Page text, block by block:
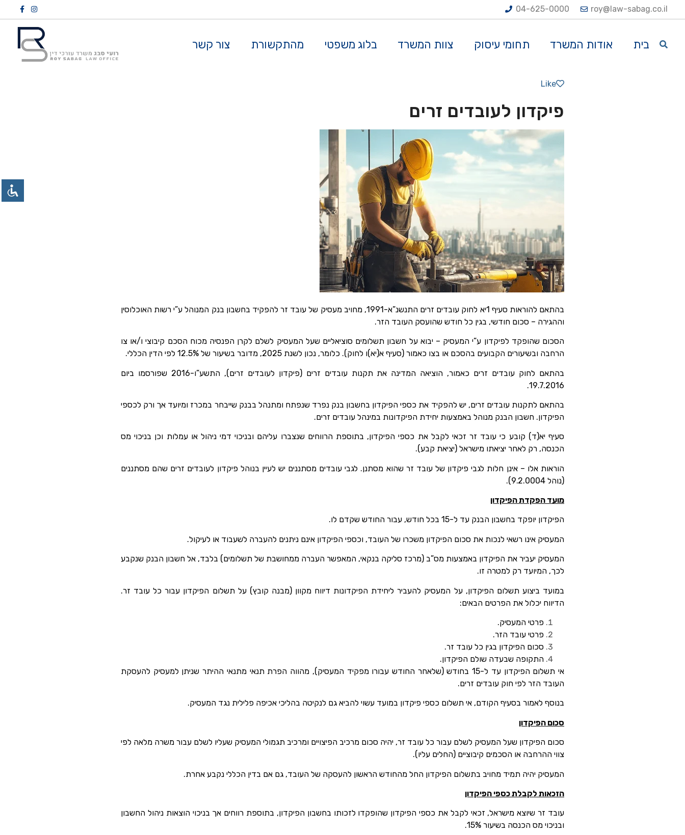
04-625-0000 roy@law-sabag.co.il
בית אודות המשרד תחומי עיסוק צוות המשרד בלוג משפטי מהתקשורת צור קשר
Like
פיקדון לעובדים זרים
בהתאם להוראות סעיף 1יא לחוק עובדים זרים התנשנ”א-1991, מחויב מעסיק של עובד זר להפקיד בחשבון בנק המנוהל ע”י רשות האוכלוסין
וההגירה – סכום חודשי, בגין כל חודש שהועסק העובד הזר.
הסכום שהופקד לפיקדון ע”י המעסיק – יבוא על חשבון תשלומים סוציאליים שעל המעסיק לשלם לקרן הפנסיה מכוח הסכם קיבוצי ו/או צו
הרחבה ובשיעורים הקבועים בהסכם או בצו כאמור (סעיף א(יא)ו לחוק). כלומר, נכון לשנת 2025, מדובר בשיעור של 12.5% לפי הדין הכללי.
בהתאם לחוק עובדים זרים כאמור, הוציאה המדינה את תקנות עובדים זרים (פיקדון לעובדים זרים), התשע”ו-2016 שפורסמו ביום
19.7.2016.
בהתאם לתקנות עובדים זרים, יש להפקיד את כספי הפיקדון בחשבון בנק נפרד שנפתח ומתנהל בבנק שייבחר במכרז ומיועד אך ורק לכספי
הפיקדון. חשבון הבנק מנוהל באמצעות יחידת הפיקדונות במינהל עובדים זרים.
סעיף יא(ד) קובע כי עובד זר זכאי לקבל את כספי הפיקדון, בתוספת הרווחים שנצברו עליהם ובניכוי דמי ניהול או עמלות וכן בניכוי מס
הכנסה, רק לאחר יציאתו מישראל (יציאת קבע).
הוראות אלו – אינן חלות לגבי פיקדון של עובד זר שהוא מסתנן. לגבי עובדים מסתננים יש לעיין בנוהל פיקדון לעובדים זרים שהם מסתננים
(נוהל 9.2.0004).
מועד הפקדת הפיקדון
הפיקדון יופקד בחשבון הבנק עד ל-15 בכל חודש, עבור החודש שקדם לו.
המעסיק אינו רשאי לנכות את סכום הפיקדון משכרו של העובד, וכספי הפיקדון אינם ניתנים להעברה לשעבוד או לעיקול.
המעסיק יעביר את הפיקדון באמצעות מס”ב (מרכז סליקה בנקאי, המאפשר העברה ממחושבת של תשלומים) בלבד, אל חשבון הבנק שנקבע
לכך, המיועד רק למטרה זו.
במועד ביצוע תשלום הפיקדון, על המעסיק להעביר ליחידת הפיקדונות דיווח מקוון (מבנה קובץ) על תשלום הפיקדון עבור כל עובד זר.
הדיווח יכלול את הפרטים הבאים:
פרטי המעסיק.
פרטי עובד הזר.
סכום הפיקדון בגין כל עובד זר.
התקופה שבעדה שולם הפיקדון.
אי תשלום הפיקדון עד ל-15 בחודש (שלאחר החודש עבורו מפקיד המעסיק), מהווה הפרת תנאי מתנאי ההיתר שניתן למעסיק להעסקת
העובד הזר לפי חוק עובדים זרים.
בנוסף לאמור בסעיף הקודם, אי תשלום כספי פיקדון במועד עשוי להביא גם לנקיטה בהליכי אכיפה פלילית נגד המעסיק.
סכום הפיקדון
סכום הפיקדון שעל המעסיק לשלם עבור כל עובד זר, יהיה סכום מרכיב הפיצויים ומרכיב תגמולי המעסיק שעליו לשלם עבור משרה מלאה לפי
צווי ההרחבה או הסכמים קיבוציים (החלים עליו).
המעסיק יהיה תמיד מחויב בתשלום הפיקדון החל מהחודש הראשון להעסקה של העובד, גם אם בדין הכללי נקבע אחרת.
הזכאות לקבלת כספי הפיקדון
עובד זר שיוצא מישראל, זכאי לקבל את כספי הפיקדון שהופקדו לזכותו בחשבון הפיקדון, בתוספת רווחים אך בניכוי הוצאות ניהול החשבון
ובניכוי מס הכנסה בשיעור 15%.